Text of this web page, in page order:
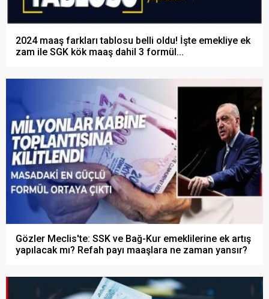
2024 maaş farkları tablosu belli oldu! İşte emekliye ek
zam ile SGK kök maaş dahil 3 formül...
Gözler Meclis'te: SSK ve Bağ-Kur emeklilerine ek artış
yapılacak mı? Refah payı maaşlara ne zaman yansır?